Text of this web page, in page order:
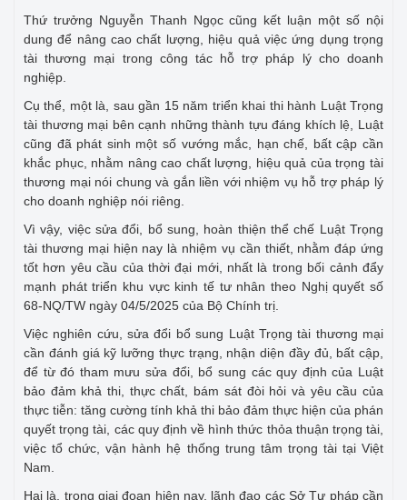
Thứ trưởng Nguyễn Thanh Ngọc cũng kết luận một số nội
dung để nâng cao chất lượng, hiệu quả việc ứng dụng trọng
tài thương mại trong công tác hỗ trợ pháp lý cho doanh
nghiệp.
Cụ thể, một là, sau gần 15 năm triển khai thi hành Luật Trọng
tài thương mại bên cạnh những thành tựu đáng khích lệ, Luật
cũng đã phát sinh một số vướng mắc, hạn chế, bất cập cần
khắc phục, nhằm nâng cao chất lượng, hiệu quả của trọng tài
thương mại nói chung và gắn liền với nhiệm vụ hỗ trợ pháp lý
cho doanh nghiệp nói riêng.
Vì vậy, việc sửa đổi, bổ sung, hoàn thiện thể chế Luật Trọng
tài thương mại hiện nay là nhiệm vụ cần thiết, nhằm đáp ứng
tốt hơn yêu cầu của thời đại mới, nhất là trong bối cảnh đẩy
mạnh phát triển khu vực kinh tế tư nhân theo Nghị quyết số
68-NQ/TW ngày 04/5/2025 của Bộ Chính trị.
Việc nghiên cứu, sửa đổi bổ sung Luật Trọng tài thương mại
cần đánh giá kỹ lưỡng thực trạng, nhận diện đầy đủ, bất cập,
để từ đó tham mưu sửa đổi, bổ sung các quy định của Luật
bảo đảm khả thi, thực chất, bám sát đòi hỏi và yêu cầu của
thực tiễn: tăng cường tính khả thi bảo đảm thực hiện của phán
quyết trọng tài, các quy định về hình thức thỏa thuận trọng tài,
việc tổ chức, vận hành hệ thống trung tâm trọng tài tại Việt
Nam.
Hai là, trong giai đoạn hiện nay, lãnh đạo các Sở Tư pháp cần